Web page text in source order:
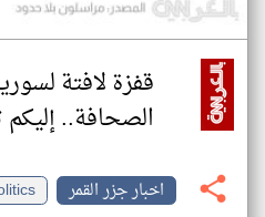
قفزة لافتة
الصحافة.. إليكم
اخبار جزر القمر